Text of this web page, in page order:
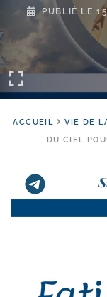
PUBLIÉ LE
ACCUEIL VIE DE
DU CIEL